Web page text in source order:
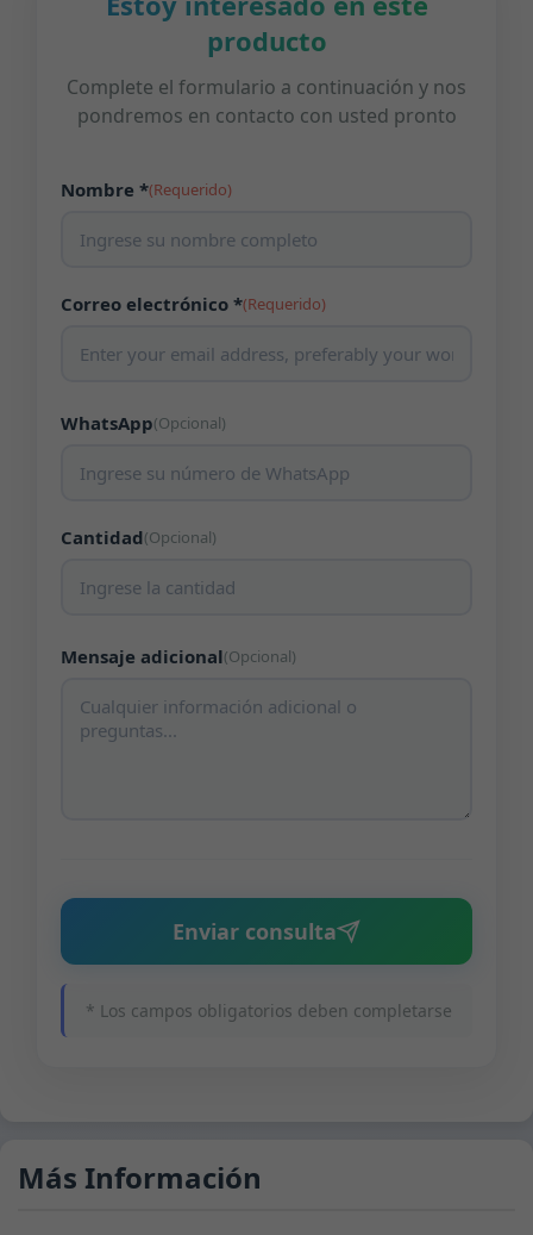
producto
Complete el formulario a continuación y nos
pondremos en contacto con usted pronto
Nombre *(Requerido)
Correo electrónico *(Requerido)
WhatsApp(Opcional)
Cantidad(Opcional)
Mensaje adicional(Opcional)
Enviar consulta
* Los campos obligatorios deben completarse
Más Información